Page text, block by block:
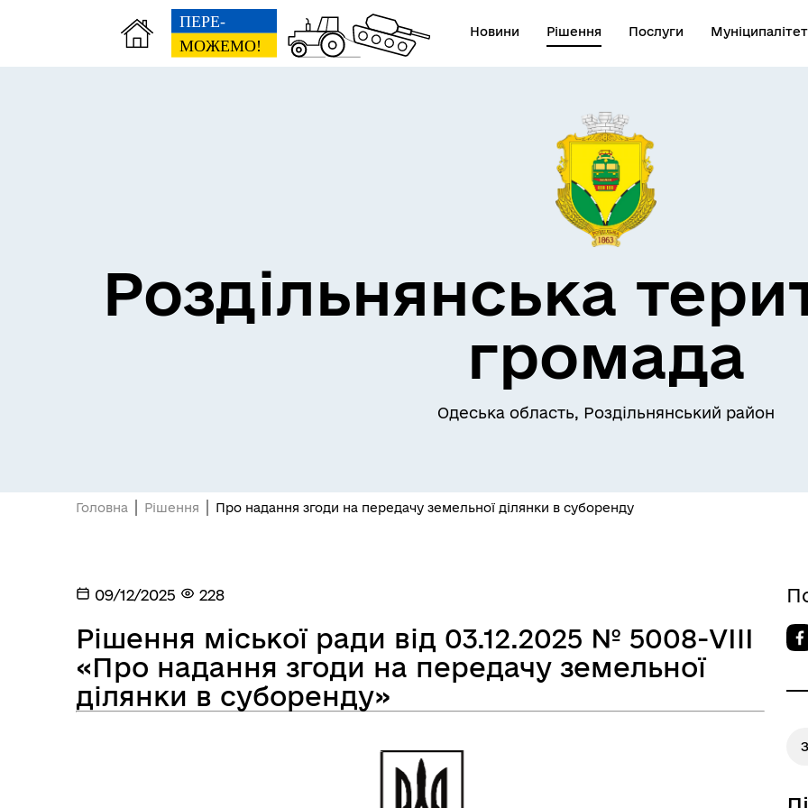
Новини Рішення Послуги Муніципалітет
Засідання постійних комісій Цивільний захист населення
Рада безбар’єрності
Пам’яті військових громади
Квитки на потяг для
військовослужбовців та їх
Роздільнянська
громада
Одеська область, Роздільнянський район
Головна Рішення Про надання згоди на передачу земельної ділянки в суборенду
09/12/2025 228
Рішення міської ради від 03.12.2025 № 5008-VIIІ
«Про надання згоди на передачу земельної
ділянки в суборенду»